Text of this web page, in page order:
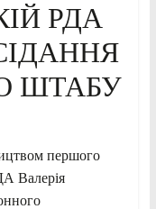
РДА
ШТАБУ
першого
Валерія